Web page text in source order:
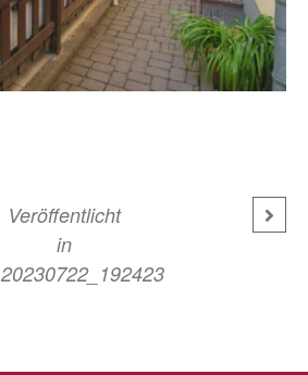
Veröffentlicht
in
20230722_192423